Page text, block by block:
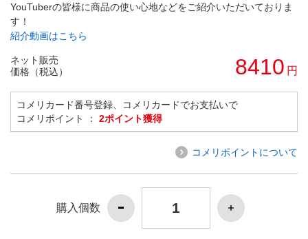
YouTuberの皆様に商品の使い心地などをご紹介いただいておりま
す！
紹介動画はこちら
ネット販売
価格（税込）
8410 円
コメリカード番号登録、コメリカードでお支払いで
コメリポイント ： 2ポイント獲得
コメリポイントについて
購入個数